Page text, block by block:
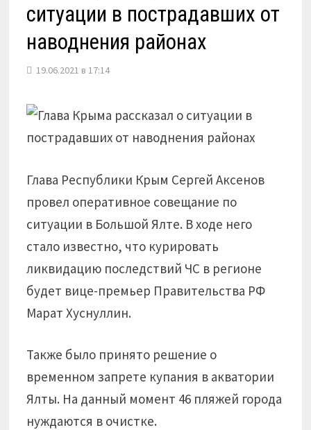
ситуации в пострадавших от
наводнения районах
19.06.2021 в 17:14
Глава Республики Крым Сергей Аксенов
провел оперативное совещание по
ситуации в Большой Ялте. В ходе него
стало известно, что курировать
ликвидацию последствий ЧС в регионе
будет вице-премьер Правительства РФ
Марат Хуснуллин.
Также было принято решение о
временном запрете купания в акватории
Ялты. На данный момент 46 пляжей города
нуждаются в очистке.